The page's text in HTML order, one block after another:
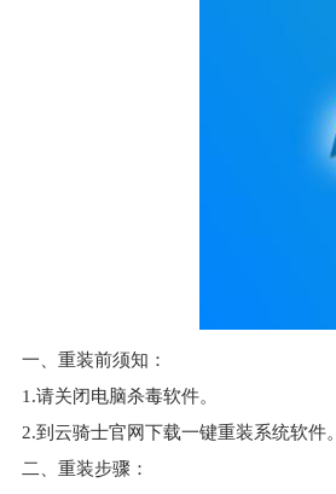
一、重装前须知：
1.请关闭电脑杀毒软件。
2.到云骑士官网下载一键重装系统软件。
二、重装步骤：